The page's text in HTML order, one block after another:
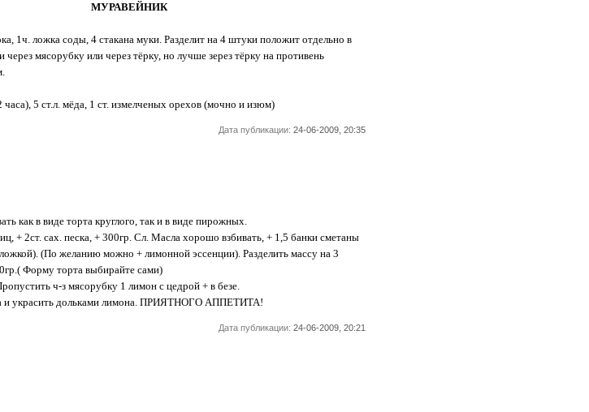
МУРАВЕЙНИК
1ч. ложка соды, 4 стакана муки. Разделит на 4 штуки положит отдельно в
мясорубку или через тёрку, но лучше зерез тёрку на противень
часа), 5 ст.л. мёда, 1 ст. измелченых орехов (мочно и изюм)
Дата публикации: 24-06-2009, 20:35
как в виде торта круглого, так и в виде пирожных.
+ 2ст. сах. песка, + 300гр. Сл. Масла хорошо взбивать, + 1,5 банки сметаны
(По желанию можно + лимонной эссенции). Разделить массу на 3
Форму торта выбирайте сами)
ч-з мясорубку 1 лимон с цедрой + в безе.
и украсить дольками лимона. ПРИЯТНОГО АППЕТИТА!
Дата публикации: 24-06-2009, 20:21